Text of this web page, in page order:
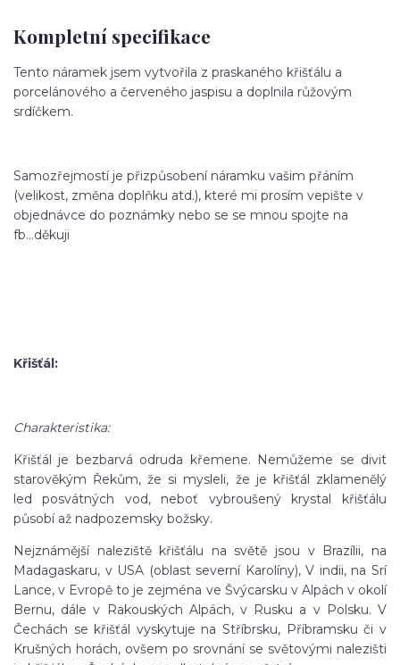
Kompletní specifikace
Tento náramek jsem vytvořila z praskaného křišťálu a
porcelánového a červeného jaspisu a doplnila růžovým
srdíčkem.
Samozřejmostí je přizpůsobení náramku vašim přáním
(velikost, změna doplňku atd.), které mi prosím vepište v
objednávce do poznámky nebo se se mnou spojte na
fb...děkuji
Křišťál:
Charakteristika:
Křišťál je bezbarvá odruda křemene. Nemůžeme se divit
starověkým Řekům, že si mysleli, že je křišťál zklamenělý
led posvátných vod, neboť vybroušený krystal křišťálu
působí až nadpozemsky božsky.
Nejznámější naleziště křišťálu na světě jsou v Brazílii, na
Madagaskaru, v USA (oblast severní Karolíny), V indii, na Srí
Lance, v Evropě to je zejména ve Švýcarsku v Alpách v okolí
Bernu, dále v Rakouských Alpách, v Rusku a v Polsku. V
Čechách se křišťál vyskytuje na Stříbrsku, Příbramsku či v
Krušných horách, ovšem po srovnání se světovými nalezišti